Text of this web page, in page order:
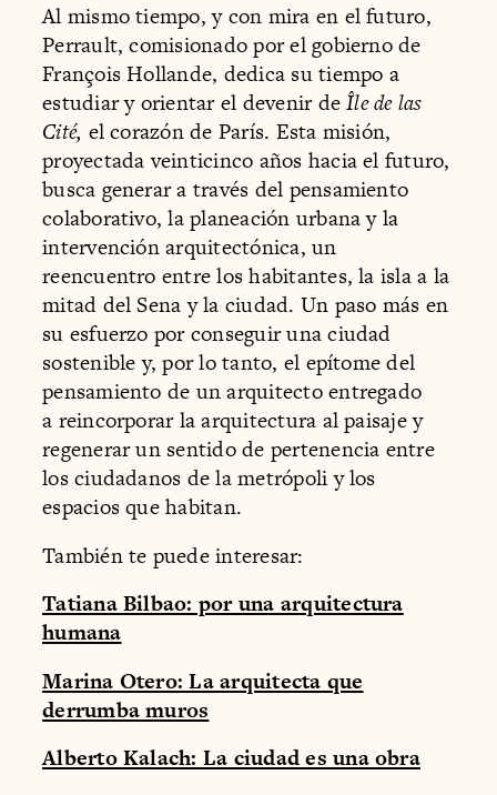
Al mismo tiempo, y con mira en el futuro,
Perrault, comisionado por el gobierno de
François Hollande, dedica su tiempo a
estudiar y orientar el devenir deÎle de las
Cité, el corazón de París. Esta misión,
proyectada veinticinco años hacia el futuro,
busca generar a través del pensamiento
colaborativo, la planeación urbana y la
intervención arquitectónica, un
reencuentro entre los habitantes, la isla a la
mitad del Sena y la ciudad. Un paso más en
su esfuerzo por conseguir una ciudad
sostenible y, por lo tanto, el epítome del
pensamiento de un arquitecto entregado
a reincorporar la arquitectura al paisaje y
regenerar un sentido de pertenencia entre
los ciudadanos de la metrópoli y los
espacios que habitan.
También te puede interesar:
Tatiana Bilbao: por una arquitectura
humana
Marina Otero: La arquitecta que
derrumba muros
Alberto Kalach: La ciudad es una obra